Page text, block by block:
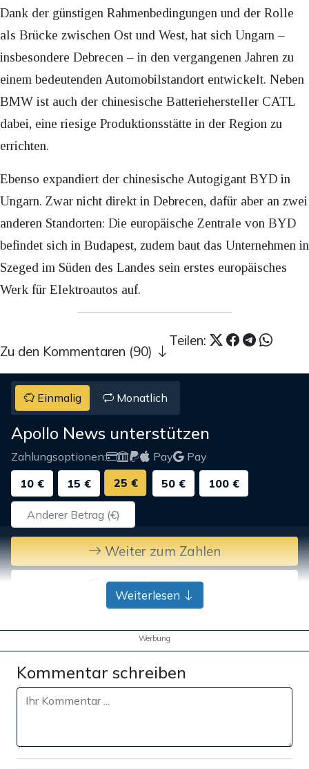
Dank der günstigen Rahmenbedingungen und der Rolle
als Brücke zwischen Ost und West, hat sich Ungarn –
insbesondere Debrecen – in den vergangenen Jahren zu
einem bedeutenden Automobilstandort entwickelt. Neben
BMW ist auch der chinesische Batteriehersteller CATL
dabei, eine riesige Produktionsstätte in der Region zu
errichten.
Ebenso expandiert der chinesische Autogigant BYD in
Ungarn. Zwar nicht direkt in Debrecen, dafür aber an zwei
anderen Standorten: Die europäische Zentrale von BYD
befindet sich in Budapest, zudem baut das Unternehmen in
Szeged im Süden des Landes sein erstes europäisches
Werk für Elektroautos auf.
Teilen:
Zu den Kommentaren (90)
Einmalig Monatlich
Apollo News unterstützen
Zahlungsoptionen: Pay
Pay
10 €
15 € 25 € 50 € 100 €
Weiter zum Zahlen
Bank-Überweisung
Weiterlesen
Werbung
Kommentar schreiben